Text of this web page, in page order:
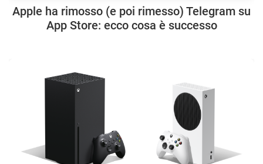
Apple ha rimosso (e poi rimesso) Telegram su
App Store: ecco cosa è successo